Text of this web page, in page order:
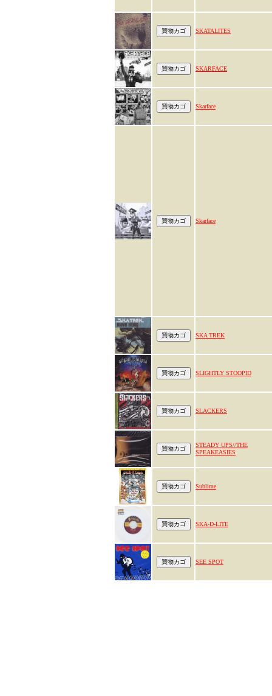
SKATALITES
SKARFACE
Skarface
Skarface
SKA TREK
SLIGHTLY STOOPID
SLACKERS
STEADY UPS//THE
SPEAKEASIES
Sublime
SKA-D-LITE
SEE SPOT